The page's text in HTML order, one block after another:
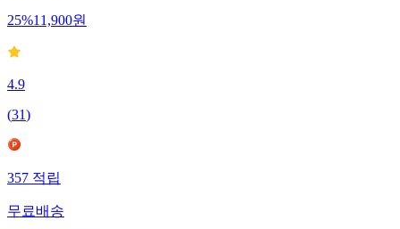
25%11,900원
4.9
(31)
357 적립
무료배송